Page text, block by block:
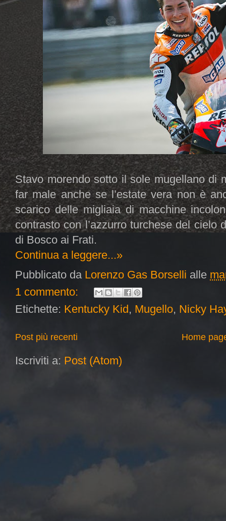
Stavo morendo sotto il sole mugellano di
far male anche se l’estate vera non è
scarico delle migliaia di macchine
contrasto con l’azzurro turchese del cielo
di Bosco ai Frati.
Continua a leggere...»
Pubblicato da Lorenzo Gas Borselli alle
1 commento:
Etichette: Kentucky Kid , Mugello, Nicky
Post più recenti Home
Iscriviti a: Post (Atom)